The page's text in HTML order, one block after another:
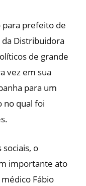
para prefeito de
Distribuidora
de grande
vez em sua
para um
no qual foi
o
importante ato
Fábio